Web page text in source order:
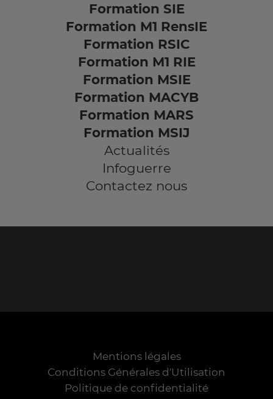
Formation SIE
Formation M1 RensIE
Formation RSIC
Formation M1 RIE
Formation MSIE
Formation MACYB
Formation MARS
Formation MSIJ
Actualités
Infoguerre
Contactez nous
Mentions légales
Conditions Générales d'Utilisation
Politique de confidentialité